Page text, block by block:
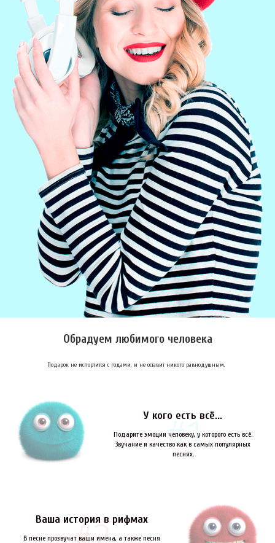
Обрадуем любимого человека
Подарок не испортится с годами, и не оставит никого равнодушным.
У кого есть всё...
Подарите эмоции человеку, у которого есть всё.
Звучание и качество как в самых популярных
песнях.
Ваша история в рифмах
В песне прозвучат ваши имена, а также песня